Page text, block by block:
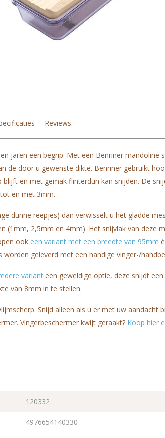
Reviews
jaren een begrip. Met een Benriner mandoline
de door u gewenste dikte. Benriner gebruikt
en met gemak flinterdun kan snijden. De
en met 3mm.
dunne reepjes) dan verwisselt u het gladde
(1mm, 2,5mm en 4mm). Het snijvlak van deze
ook een variant met een breedte van 95mm
worden geleverd met een handige vinger-/
variant een geweldige optie, deze snijdt
van 8mm in te stellen.
Snijd alleen als u er met uw aandacht
Vingerbeschermer kwijt geraakt? Koop hier
120332
4976654140330